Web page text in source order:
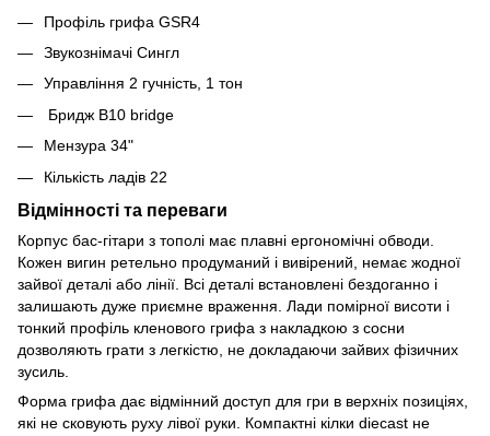
Профіль грифа GSR4
Звукознімачі Сингл
Управління 2 гучність, 1 тон
Бридж B10 bridge
Мензура 34"
Кількість ладів 22
Відмінності та переваги
Корпус бас-гітари з тополі має плавні ергономічні обводи.
Кожен вигин ретельно продуманий і вивірений, немає жодної
зайвої деталі або лінії. Всі деталі встановлені бездоганно і
залишають дуже приємне враження. Лади помірної висоти і
тонкий профіль кленового грифа з накладкою з сосни
дозволяють грати з легкістю, не докладаючи зайвих фізичних
зусиль.
Форма грифа дає відмінний доступ для гри в верхніх позиціях,
які не сковують руху лівої руки. Компактні кілки diecast не